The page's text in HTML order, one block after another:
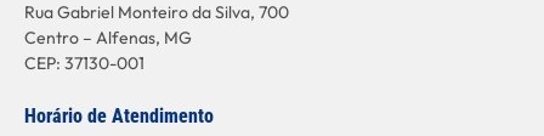
Rua Gabriel Monteiro da Silva, 700
Centro – Alfenas, MG
CEP: 37130-001
Horário de Atendimento